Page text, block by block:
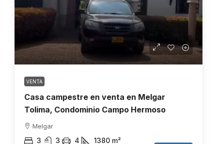
VENTA
Casa campestre en venta en Melgar
Tolima, Condominio Campo Hermoso
Melgar
3 3 4 1380 m²